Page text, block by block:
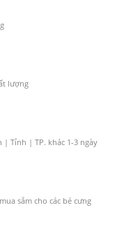
lượng
| Tỉnh | TP. khác 1-3 ngày
sắm cho các bé cưng